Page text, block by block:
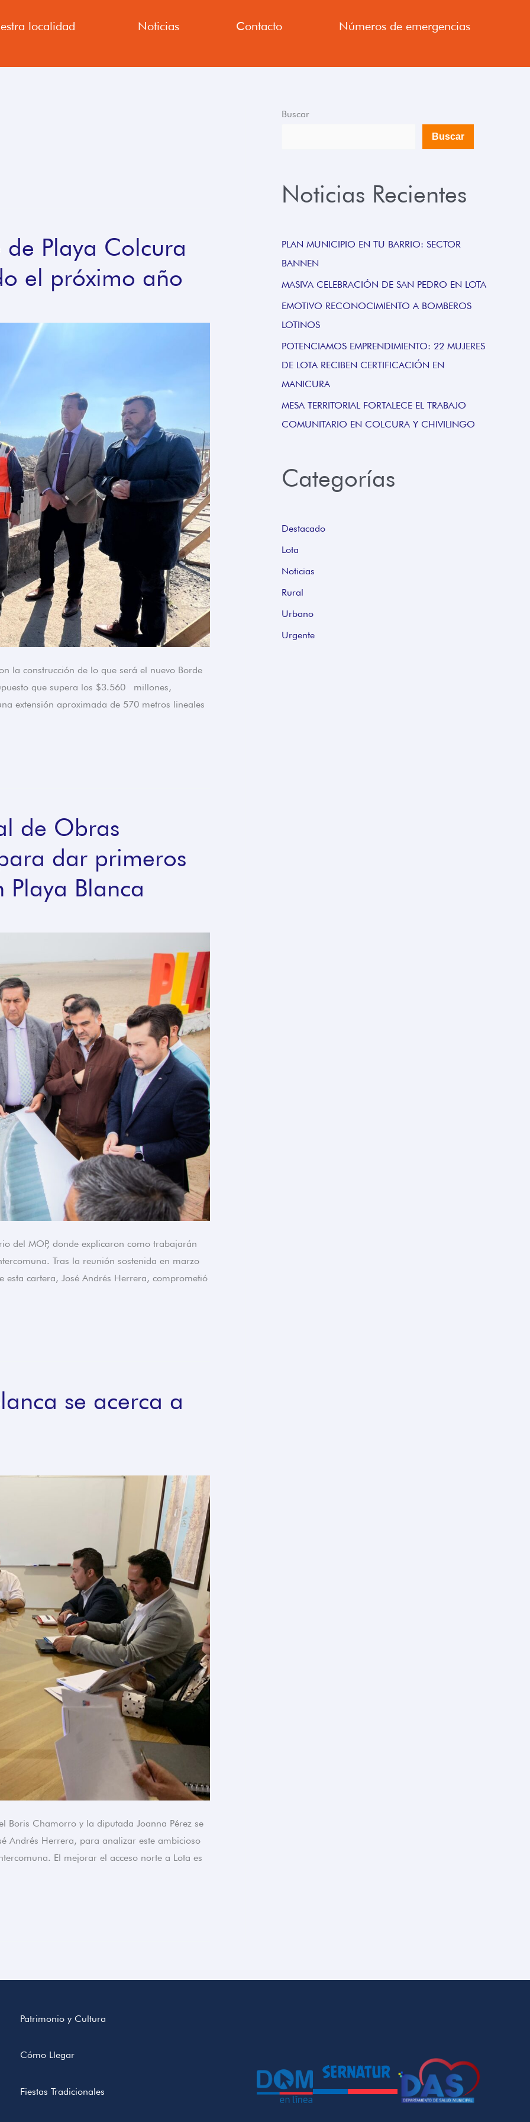
localidad Noticias Contacto Números de emergencias
Playa Colcura
el próximo año
la construcción de lo que será el nuevo Borde
que supera los $3.560 millones,
extensión aproximada de 570 metros lineales
de Obras
dar primeros
Playa Blanca
del MOP, donde explicaron como trabajarán
Tras la reunión sostenida en marzo
esta cartera, José Andrés Herrera, comprometió
se acerca a
Boris Chamorro y la diputada Joanna Pérez se
Andrés Herrera, para analizar este ambicioso
El mejorar el acceso norte a Lota es
Buscar
Buscar
Noticias Recientes
PLAN MUNICIPIO EN TU BARRIO: SECTOR
BANNEN
MASIVA CELEBRACIÓN DE SAN PEDRO EN LOTA
EMOTIVO RECONOCIMIENTO A BOMBEROS
LOTINOS
POTENCIAMOS EMPRENDIMIENTO: 22 MUJERES
DE LOTA RECIBEN CERTIFICACIÓN EN
MANICURA
MESA TERRITORIAL FORTALECE EL TRABAJO
COMUNITARIO EN COLCURA Y CHIVILINGO
Categorías
Destacado
Lota
Noticias
Rural
Urbano
Urgente
Patrimonio y Cultura
Cómo Llegar
Fiestas Tradicionales